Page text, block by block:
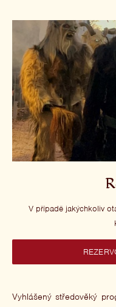
V případě jakýchkoliv
Vyhlášený středověký